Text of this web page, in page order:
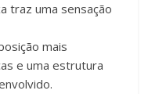
traz uma sensação
mais
e uma estrutura